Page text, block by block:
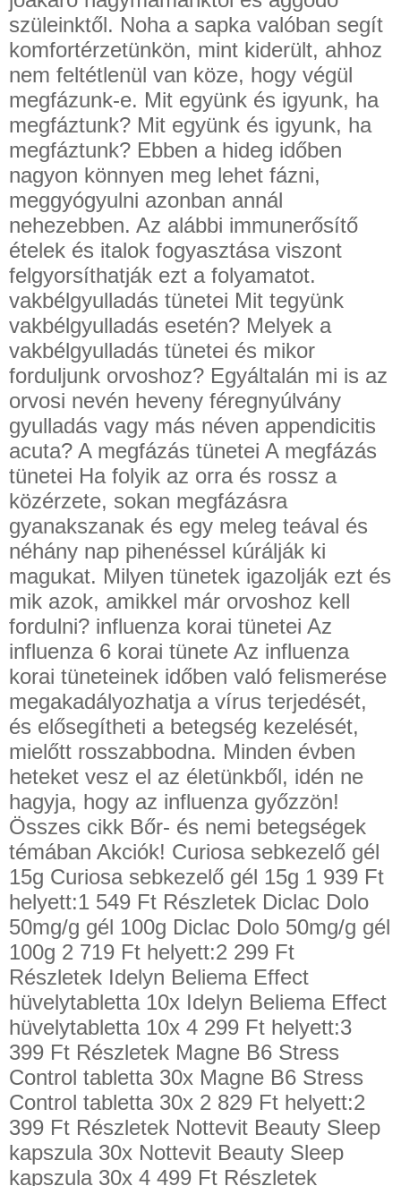
szüleinktől. Noha a sapka valóban segít
komfortérzetünkön, mint kiderült, ahhoz
nem feltétlenül van köze, hogy végül
megfázunk-e. Mit együnk és igyunk, ha
megfáztunk? Mit együnk és igyunk, ha
megfáztunk? Ebben a hideg időben
nagyon könnyen meg lehet fázni,
meggyógyulni azonban annál
nehezebben. Az alábbi immunerősítő
ételek és italok fogyasztása viszont
felgyorsíthatják ezt a folyamatot.
vakbélgyulladás tünetei Mit tegyünk
vakbélgyulladás esetén? Melyek a
vakbélgyulladás tünetei és mikor
forduljunk orvoshoz? Egyáltalán mi is az
orvosi nevén heveny féregnyúlvány
gyulladás vagy más néven appendicitis
acuta? A megfázás tünetei A megfázás
tünetei Ha folyik az orra és rossz a
közérzete, sokan megfázásra
gyanakszanak és egy meleg teával és
néhány nap pihenéssel kúrálják ki
magukat. Milyen tünetek igazolják ezt és
mik azok, amikkel már orvoshoz kell
fordulni? influenza korai tünetei Az
influenza 6 korai tünete Az influenza
korai tüneteinek időben való felismerése
megakadályozhatja a vírus terjedését,
és elősegítheti a betegség kezelését,
mielőtt rosszabbodna. Minden évben
heteket vesz el az életünkből, idén ne
hagyja, hogy az influenza győzzön!
Összes cikk Bőr- és nemi betegségek
témában Akciók! Curiosa sebkezelő gél
15g Curiosa sebkezelő gél 15g 1 939 Ft
helyett:1 549 Ft Részletek Diclac Dolo
50mg/g gél 100g Diclac Dolo 50mg/g gél
100g 2 719 Ft helyett:2 299 Ft
Részletek Idelyn Beliema Effect
hüvelytabletta 10x Idelyn Beliema Effect
hüvelytabletta 10x 4 299 Ft helyett:3
399 Ft Részletek Magne B6 Stress
Control tabletta 30x Magne B6 Stress
Control tabletta 30x 2 829 Ft helyett:2
399 Ft Részletek Nottevit Beauty Sleep
kapszula 30x Nottevit Beauty Sleep
kapszula 30x 4 499 Ft Részletek